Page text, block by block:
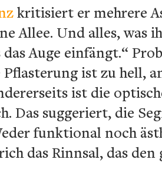
kritisiert er mehrere
Allee. Und alles, was
Auge einfängt.“
Pflasterung ist zu hell,
ist die
Das suggeriert, die
funktional noch
das Rinnsal, das den